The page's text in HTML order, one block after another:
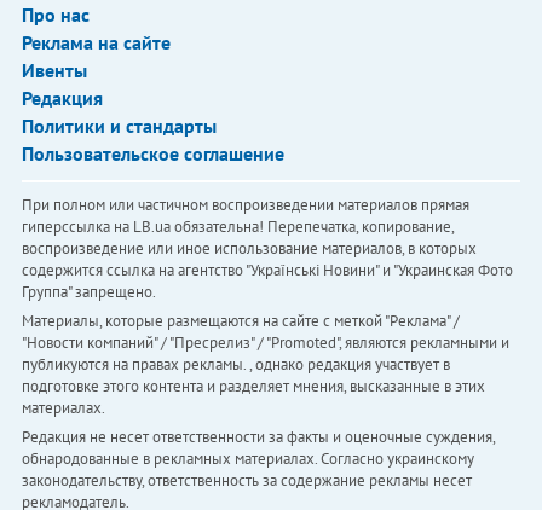
Про нас
Реклама на сайте
Ивенты
Редакция
Политики и стандарты
Пользовательское соглашение
При полном или частичном воспроизведении материалов прямая
гиперссылка на LB.ua обязательна! Перепечатка, копирование,
воспроизведение или иное использование материалов, в которых
содержится ссылка на агентство "Українськi Новини" и "Украинская Фото
Группа" запрещено.
Материалы, которые размещаются на сайте с меткой "Реклама" /
"Новости компаний" / "Пресрелиз" / "Promoted", являются рекламными и
публикуются на правах рекламы. , однако редакция участвует в
подготовке этого контента и разделяет мнения, высказанные в этих
материалах.
Редакция не несет ответственности за факты и оценочные суждения,
обнародованные в рекламных материалах. Согласно украинскому
законодательству, ответственность за содержание рекламы несет
рекламодатель.